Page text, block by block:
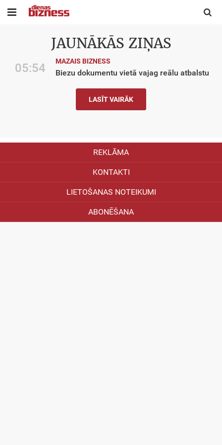
 
JAUNĀKĀS ZIŅAS
05:54 MAZAIS BIZNESS
Biezu dokumentu vietā vajag reālu atbalstu
LASĪT VAIRĀK
REKLĀMA
KONTAKTI
LIETOŠANAS NOTEIKUMI
ABONĒŠANA